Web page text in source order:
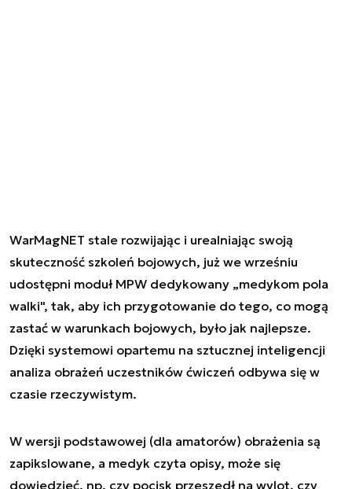
WarMagNET stale rozwijając i urealniając swoją
skuteczność szkoleń bojowych, już we wrześniu
udostępni moduł MPW dedykowany „medykom pola
walki", tak, aby ich przygotowanie do tego, co mogą
zastać w warunkach bojowych, było jak najlepsze.
Dzięki systemowi opartemu na sztucznej inteligencji
analiza obrażeń uczestników ćwiczeń odbywa się w
czasie rzeczywistym.
W wersji podstawowej (dla amatorów) obrażenia są
zapikslowane, a medyk czyta opisy, może się
dowiedzieć, np. czy pocisk przeszedł na wylot, czy